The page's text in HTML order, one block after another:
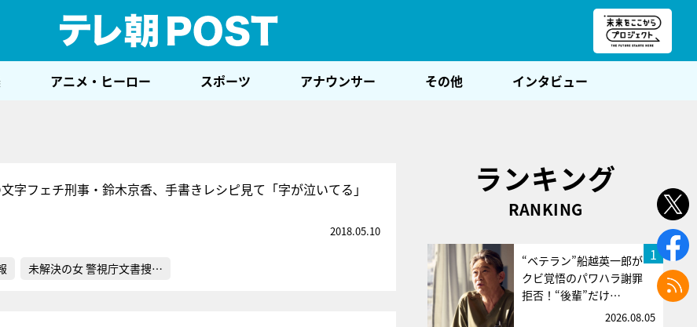
アニメ・ヒーロー スポーツ アナウンサー その他 インタビュー
字フェチ刑事・鈴木京香、手書きレシピ見て「字が泣いてる」
2018.05.10
未解決の女 警視庁文書捜…
ランキング
RANKING
1
“ベテラン”船越英一郎が
クビ覚悟のパワハラ謝罪
拒否！“後輩”だけ…
2026.08.05